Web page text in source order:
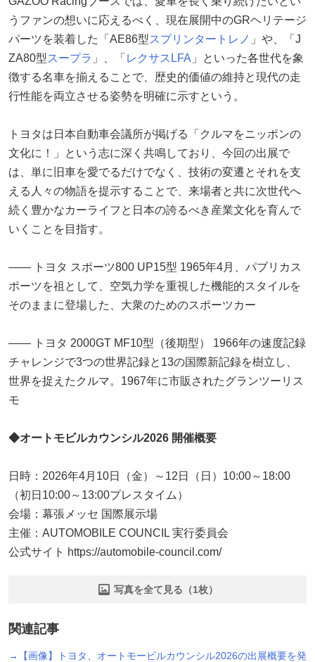
うファンの想いに応えるべく、現在展開中のGRヘリテージ
パーツを装着した「AE86型スプリンタートレノ 」や、「J
ZA80型スープラ 」、「 レクサス LFA 」といった各世代を象
徴する名車を揃えることで、歴史的価値の維持と現代の走
行性能を両立させる姿勢を明確に示すという。
トヨタは日本自動車会議所が掲げる「クルマをニッポンの
文化に！」という志に深く共鳴しており、今回の出展で
は、単に旧車を愛でるだけでなく、技術の変遷とそれを支
える人々の物語を提示することで、来場者と共に次世代へ
続く豊かなカーライフと日本の誇るべき産業文化を育んで
いくことを目指す。
―― トヨタ スポーツ800 UP15型 1965年4月、パブリカス
ポーツを祖として、空気力学を重視した機能的スタイルを
そのままに登場した、大衆のためのスポーツカー
―― トヨタ 2000GT MF10型（後期型） 1966年の速度記録
チャレンジで3つの世界記録と13の国際新記録を樹立し、
世界を捉えたクルマ。1967年に市販されたグランツーリス
モ
◆オートモビルカウンシル2026 開催概要
日時：2026年4月10日（金）～12日（日）10:00～18:00
（初日10:00～13:00プレスタイム）
会場：幕張メッセ 国際展示場
主催：AUTOMOBILE COUNCIL 実行委員会
公式サイト https://automobile-council.com/
写真を全て見る（1枚）
関連記事
→【画像】トヨタ、オートモービルカウンシル2026の出展概要を発